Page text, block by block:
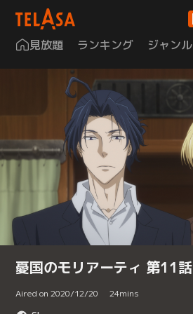
見放題 ランキング ジャンル
憂国のモリアーティ 第11話
Aired on 2020/12/20 24mins